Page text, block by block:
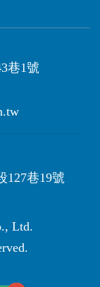
巷1號
127巷19號
Ltd.